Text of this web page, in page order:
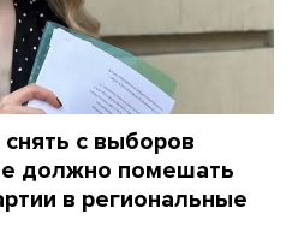
с выборов
должно помешать
в региональные